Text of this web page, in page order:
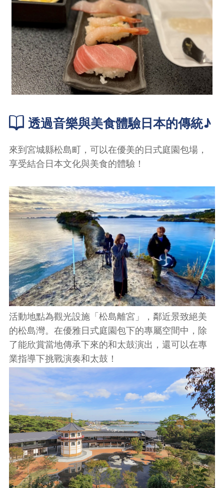
透過音樂與美食體驗日本的傳統♪
來到宮城縣松島町，可以在優美的日式庭園包場，
享受結合日本文化與美食的體驗！
活動地點為觀光設施「松島離宮」，鄰近景致絕美
的松島灣。在優雅日式庭園包下的專屬空間中，除
了能欣賞當地傳承下來的和太鼓演出，還可以在專
業指導下挑戰演奏和太鼓！